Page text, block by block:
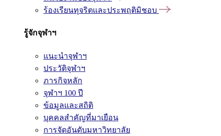
ร้องเรียนทุจริตและประพฤติมิชอบ
รู้จักจุฬาฯ
แนะนำจุฬาฯ
ประวัติจุฬาฯ
ภารกิจหลัก
จุฬาฯ 100 ปี
ข้อมูลและสถิติ
บุคคลสำคัญที่มาเยือน
การจัดอันดับมหาวิทยาลัย